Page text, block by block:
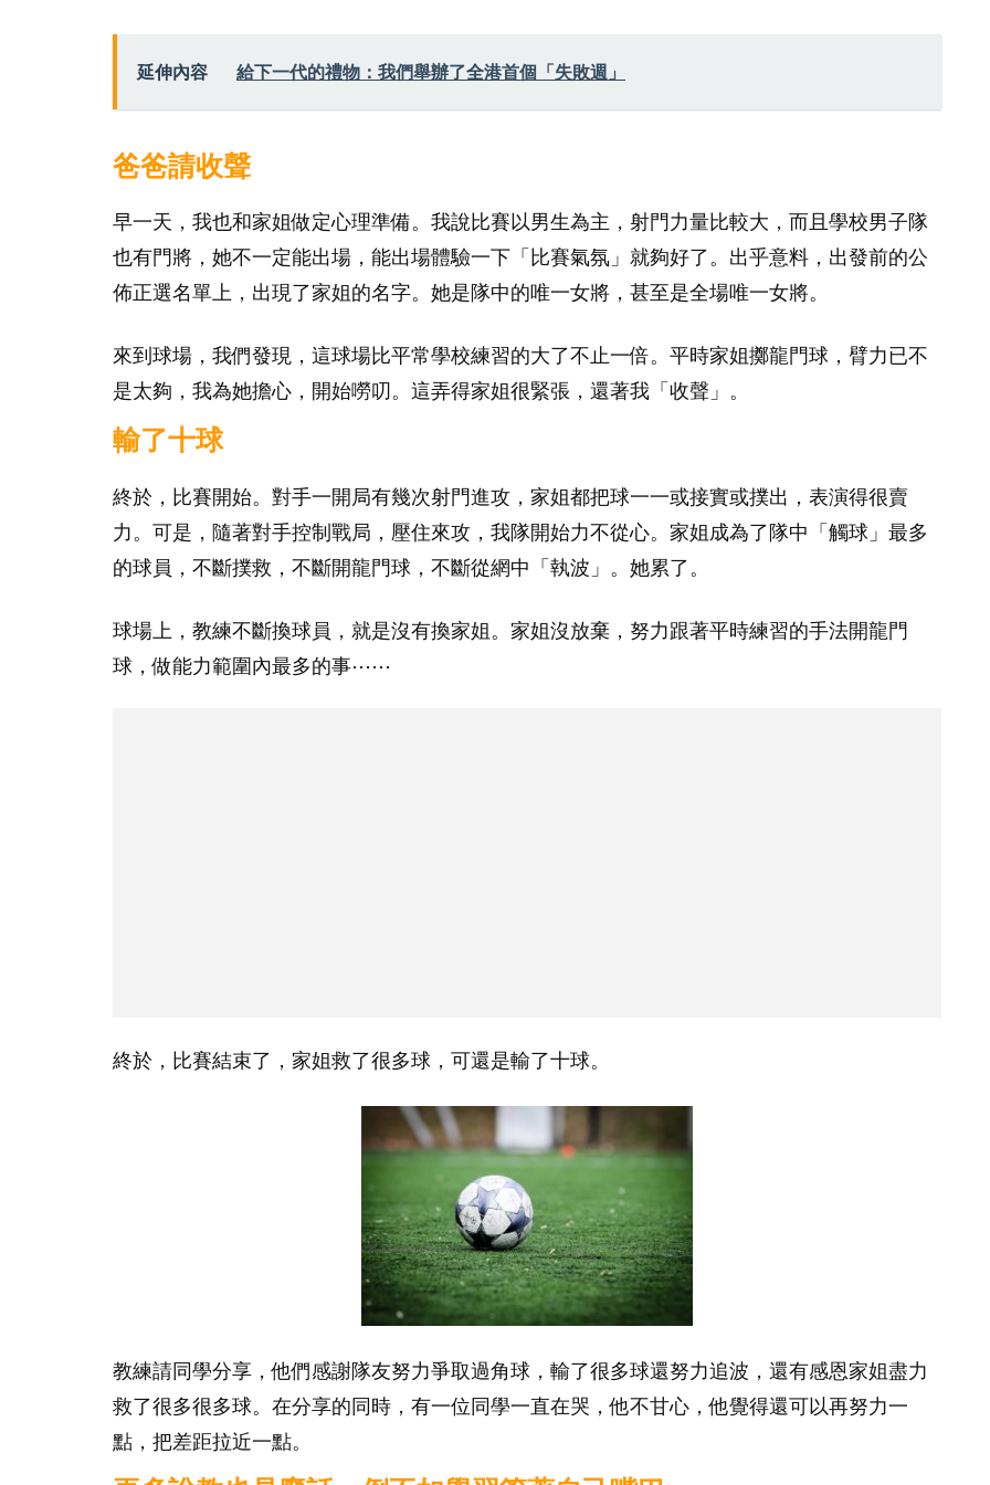
延伸內容 給下一代的禮物：我們舉辦了全港首個「失敗週」
爸爸請收聲
早一天，我也和家姐做定心理準備。我說比賽以男生為主，射門力量比較大，而且學校男子隊
也有門將，她不一定能出場，能出場體驗一下「比賽氣氛」就夠好了。出乎意料，出發前的公
佈正選名單上，出現了家姐的名字。她是隊中的唯一女將，甚至是全場唯一女將。
來到球場，我們發現，這球場比平常學校練習的大了不止一倍。平時家姐擲龍門球，臂力已不
是太夠，我為她擔心，開始嘮叨。這弄得家姐很緊張，還著我「收聲」。
輸了十球
終於，比賽開始。對手一開局有幾次射門進攻，家姐都把球一一或接實或撲出，表演得很賣
力。可是，隨著對手控制戰局，壓住來攻，我隊開始力不從心。家姐成為了隊中「觸球」最多
的球員，不斷撲救，不斷開龍門球，不斷從網中「執波」。她累了。
球場上，教練不斷換球員，就是沒有換家姐。家姐沒放棄，努力跟著平時練習的手法開龍門
球，做能力範圍內最多的事⋯⋯
終於，比賽結束了，家姐救了很多球，可還是輸了十球。
教練請同學分享，他們感謝隊友努力爭取過角球，輸了很多球還努力追波，還有感恩家姐盡力
救了很多很多球。在分享的同時，有一位同學一直在哭，他不甘心，他覺得還可以再努力一
點，把差距拉近一點。